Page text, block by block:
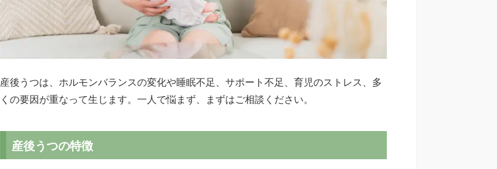
産後うつは、ホルモンバランスの変化や睡眠不足、サポート不足、育児のストレス、多
くの要因が重なって生じます。一人で悩まず、まずはご相談ください。
産後うつの特徴